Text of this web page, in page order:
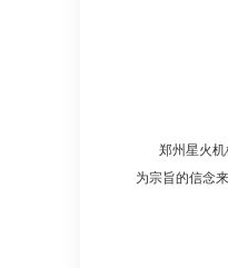
郑州星火机
为宗旨的信念